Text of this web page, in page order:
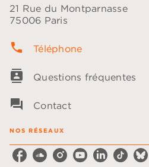
21 Rue du Montparnasse
75006 Paris
phone Téléphone
contacts Questions fréquentes
question_answer Contact
NOS RÉSEAUX